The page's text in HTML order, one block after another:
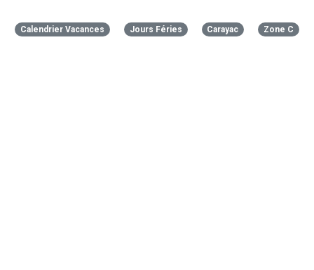
Calendrier Vacances Jours Féries Carayac Zone C